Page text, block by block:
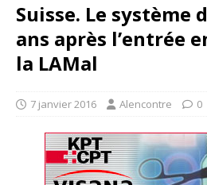
Suisse. Le système
ans après l’entrée
la LAMal
7 janvier 2016 Alencontre 0